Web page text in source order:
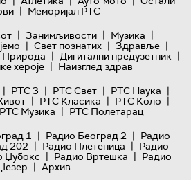
| Меморијал РТС
| Занимљивости | Музика |
| Свет познатих | Здравље |
Природа | Дигитални предузетник |
хероје | Наизглед здрав
| РТС 3 | РТС Свет | РТС Наука |
| РТС Класика | РТС Коло |
РТС Музика | РТС Полетарац
1 | Радио Београд 2 | Радио
202 | Радио Плетеница | Радио
Џубокс | Радио Вртешка | Радио
| Архив